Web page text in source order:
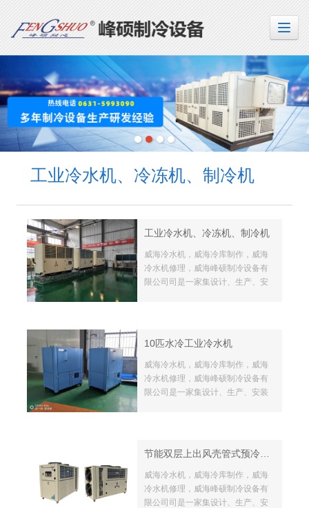
工业冷水机、冷冻机、制冷机
工业冷水机、冷冻机、制冷机
威海冷水机，威海冷库制作，威海
冷水机修理，威海峰硕制冷设备有
限公司司是一家集设计、生产、安
是生命，诚信就是做事的基本原
则”，通过多年不懈的努力，为公司
的发展打下了坚实的基础。
10匹水冷工业冷水机
威海冷水机，威海冷库制作，威海
冷水机修理，威海峰硕制冷设备有
限公司是一家集设计、生产、安装
生命，诚信就是做事的基本原则”，
通过多年不懈的努力，为公司的发
展打下了坚实的基础。
威海冷水机，威海冷库制作，威海
冷水机修理，威海峰硕制冷设备有
限公司司是一家集设计、生产、安